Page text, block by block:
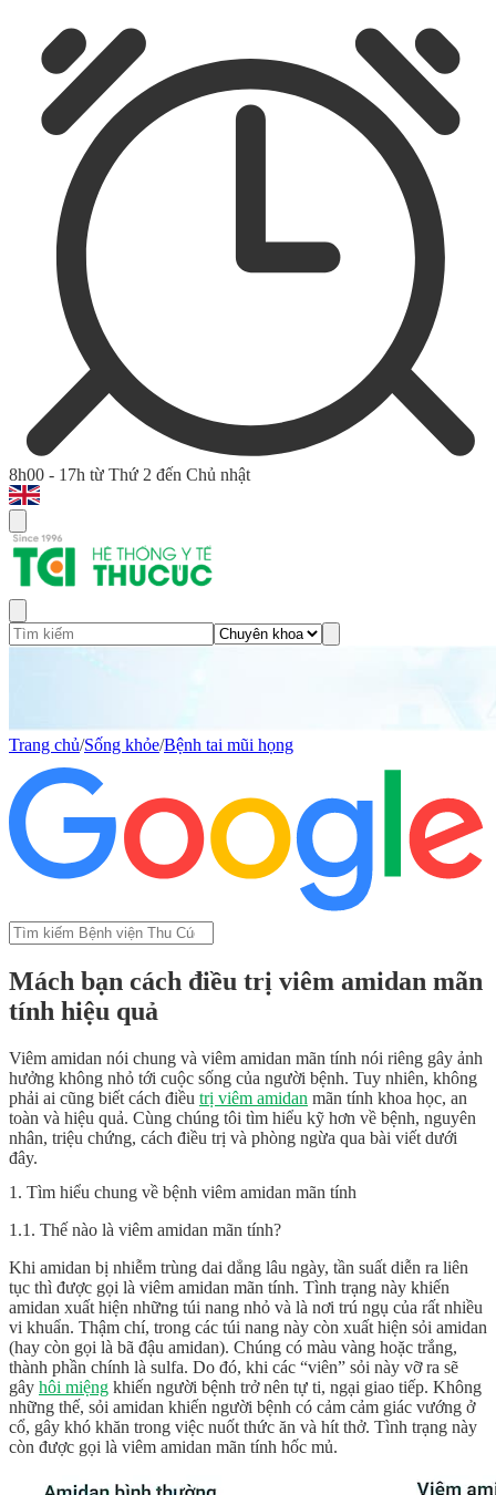
8h00 - 17h từ Thứ 2 đến Chủ nhật
Trang chủ/Sống khỏe/Bệnh tai mũi họng
Mách bạn cách điều trị viêm amidan mãn
tính hiệu quả
Viêm amidan nói chung và viêm amidan mãn tính nói riêng gây ảnh
hưởng không nhỏ tới cuộc sống của người bệnh. Tuy nhiên, không
phải ai cũng biết cách điều trị viêm amidan mãn tính khoa học, an
toàn và hiệu quả. Cùng chúng tôi tìm hiểu kỹ hơn về bệnh, nguyên
nhân, triệu chứng, cách điều trị và phòng ngừa qua bài viết dưới
đây.
1. Tìm hiểu chung về bệnh viêm amidan mãn tính
1.1. Thế nào là viêm amidan mãn tính?
Khi amidan bị nhiễm trùng dai dẳng lâu ngày, tần suất diễn ra liên
tục thì được gọi là viêm amidan mãn tính. Tình trạng này khiến
amidan xuất hiện những túi nang nhỏ và là nơi trú ngụ của rất nhiều
vi khuẩn. Thậm chí, trong các túi nang này còn xuất hiện sỏi amidan
(hay còn gọi là bã đậu amidan). Chúng có màu vàng hoặc trắng,
thành phần chính là sulfa. Do đó, khi các “viên” sỏi này vỡ ra sẽ
gây hôi miệng khiến người bệnh trở nên tự ti, ngại giao tiếp. Không
những thế, sỏi amidan khiến người bệnh có cảm cảm giác vướng ở
cổ, gây khó khăn trong việc nuốt thức ăn và hít thở. Tình trạng này
còn được gọi là viêm amidan mãn tính hốc mủ.